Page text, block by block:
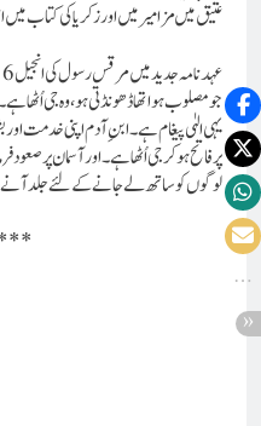
عتیق میں مزامیر میں اور زکریا کی کتاب
جو مصلوب ہوا تھا ڈھونڈتی ہو، وہ جی اُٹھا
یہی الہٰی پیغام ہے۔ابنِ آدم اپنی خدمت
پر فاتح ہو کر جی اُٹھا ہے۔ اور آسمان پر
لوگوں کو ساتھ لے جانے کے لئے جلد آنے